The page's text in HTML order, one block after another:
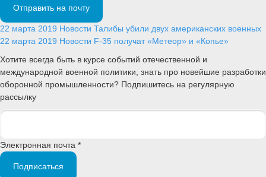
Отправить на почту
22 марта 2019 Новости Талибы убили двух американских военных
22 марта 2019 Новости F-35 получат «Метеор» и «Копье»
Хотите всегда быть в курсе событий отечественной и
международной военной политики, знать про новейшие разработки
оборонной промышленности? Подпишитесь на регулярную
рассылку
Электронная почта *
Подписаться